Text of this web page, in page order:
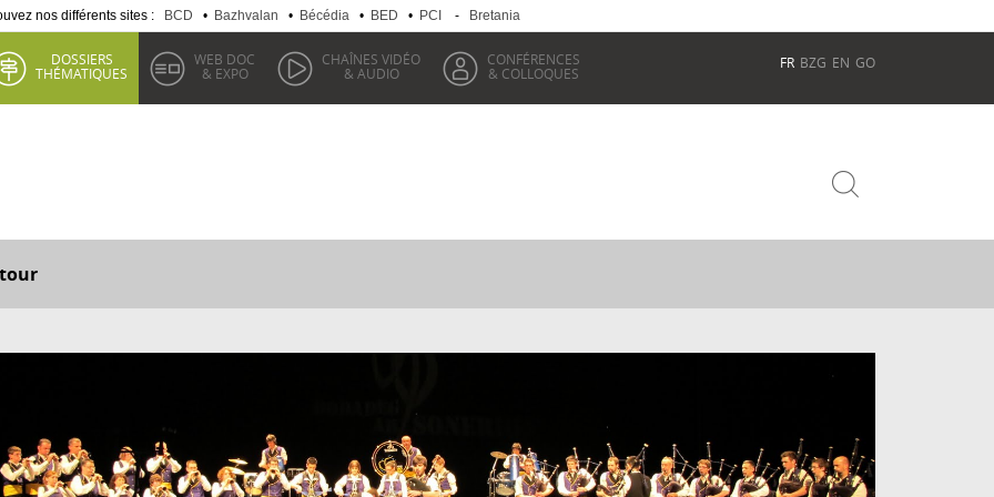
nos différents sites : BCD • Bazhvalan • Bécédia • BED • PCI - Bretania
DOSSIERS
THÉMATIQUES
WEB DOC
& EXPO
CHAÎNES VIDÉO
& AUDIO
CONFÉRENCES
& COLLOQUES
FR BZG EN GO